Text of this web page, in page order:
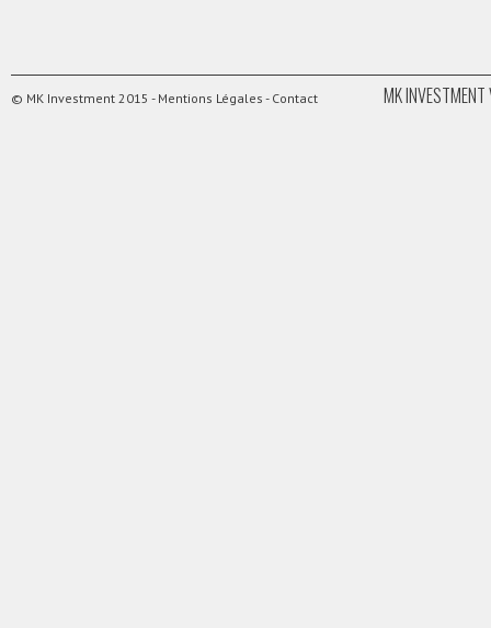
© MK Investment 2015 - Mentions Légales - Contact MK INVESTMENT